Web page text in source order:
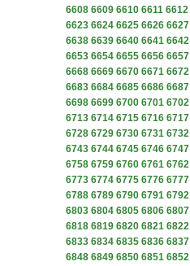
6608 6609 6610 6611 6612
6623 6624 6625 6626 6627
6638 6639 6640 6641 6642
6653 6654 6655 6656 6657
6668 6669 6670 6671 6672
6683 6684 6685 6686 6687
6698 6699 6700 6701 6702
6713 6714 6715 6716 6717
6728 6729 6730 6731 6732
6743 6744 6745 6746 6747
6758 6759 6760 6761 6762
6773 6774 6775 6776 6777
6788 6789 6790 6791 6792
6803 6804 6805 6806 6807
6818 6819 6820 6821 6822
6833 6834 6835 6836 6837
6848 6849 6850 6851 6852